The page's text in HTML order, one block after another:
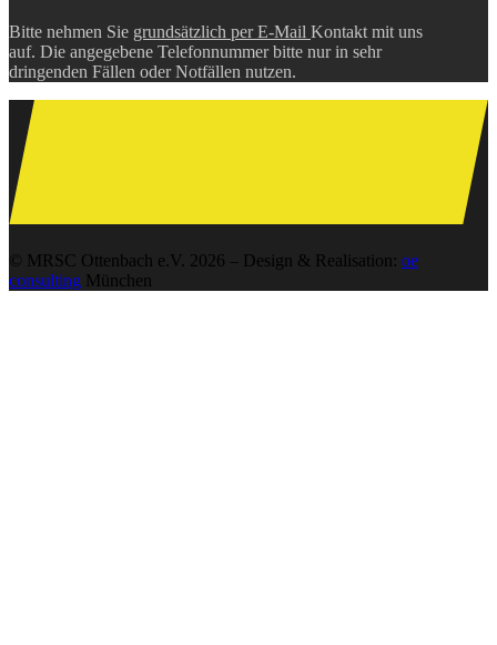
Bitte nehmen Sie grundsätzlich per E-Mail Kontakt mit uns
auf. Die angegebene Telefonnummer bitte nur in sehr
dringenden Fällen oder Notfällen nutzen.
© MRSC Ottenbach e.V. 2026 – Design & Realisation: oe
consulting München